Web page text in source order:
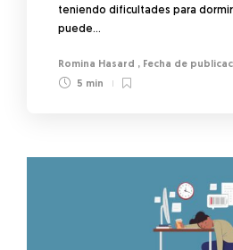
teniendo dificultades para
puede…
Romina Hasard ,
5 min